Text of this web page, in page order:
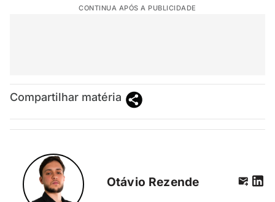
CONTINUA APÓS A PUBLICIDADE
Compartilhar matéria
Otávio Rezende